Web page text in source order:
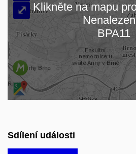
Načítám
⤢ Klikněte na mapu
BPA11
Sdílení události